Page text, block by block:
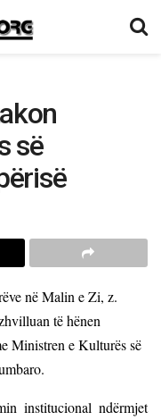
së
në Malin e Zi, z.
të hënen
Ministren e Kulturës së
institucional ndërmjet